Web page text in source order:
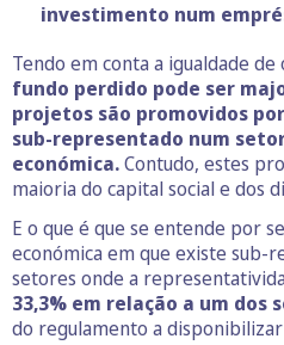
investimento num
Tendo em conta a igualdade
fundo perdido pode ser
projetos são promovidos
sub-representado num
económica.Contudo, estes
maioria do capital social e dos
E o que é que se entende por
económica em que existe sub-
setores onde a
33,3% em relação a um dos
do regulamento a disponibilizar